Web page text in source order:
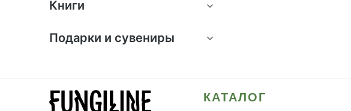
Книги
Подарки и сувениры
КАТАЛОГ